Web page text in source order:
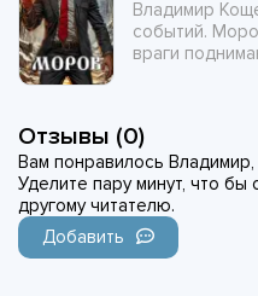
Владимир
событий.
враги
Отзывы (0)
Вам понравилось Владимир,
Уделите пару минут, что бы
другому читателю.
Добавить